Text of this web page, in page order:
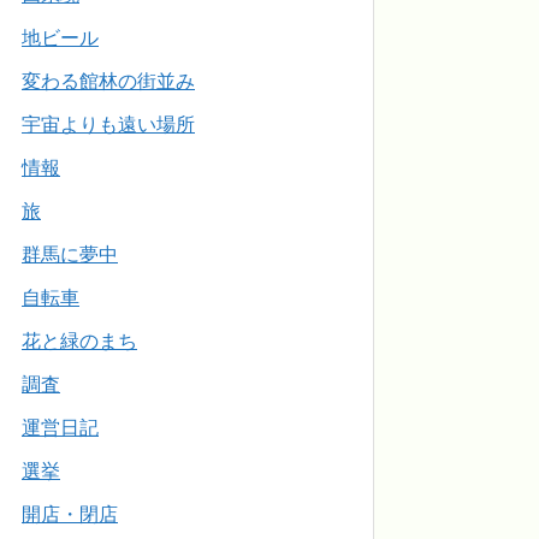
地ビール
変わる館林の街並み
宇宙よりも遠い場所
情報
旅
群馬に夢中
自転車
花と緑のまち
調査
運営日記
選挙
開店・閉店